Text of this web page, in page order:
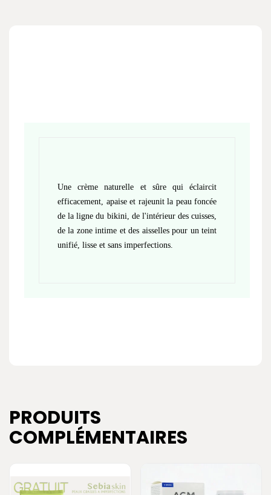
Une crème naturelle et sûre qui éclaircit
efficacement, apaise et rajeunit la peau foncée
de la ligne du bikini, de l'intérieur des cuisses,
de la zone intime et des aisselles pour un teint
unifié, lisse et sans imperfections.
PRODUITS
COMPLÉMENTAIRES